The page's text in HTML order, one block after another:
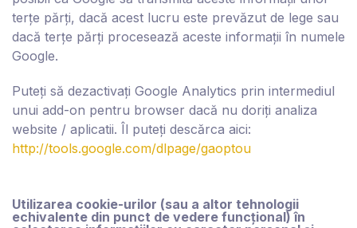
terțe părți, dacă acest lucru este prevăzut de lege sau
dacă terțe părți procesează aceste informații în numele
Google.
Puteți să dezactivați Google Analytics prin intermediul
unui add-on pentru browser dacă nu doriți analiza
website / aplicatii. Îl puteți descărca aici:
http://tools.google.com/dlpage/gaoptou
Utilizarea cookie-urilor (sau a altor tehnologii
echivalente din punct de vedere funcțional) în